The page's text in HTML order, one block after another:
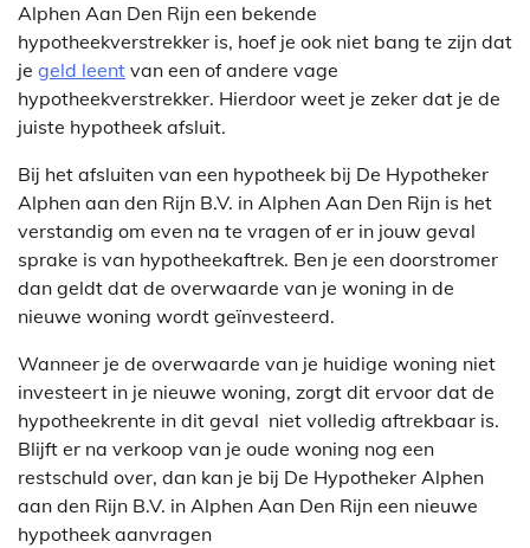
Alphen Aan Den Rijn een bekende
hypotheekverstrekker is, hoef je ook niet bang te zijn dat
je geld leent van een of andere vage
hypotheekverstrekker. Hierdoor weet je zeker dat je de
juiste hypotheek afsluit.
Bij het afsluiten van een hypotheek bij De Hypotheker
Alphen aan den Rijn B.V. in Alphen Aan Den Rijn is het
verstandig om even na te vragen of er in jouw geval
sprake is van hypotheekaftrek. Ben je een doorstromer
dan geldt dat de overwaarde van je woning in de
nieuwe woning wordt geïnvesteerd.
Wanneer je de overwaarde van je huidige woning niet
investeert in je nieuwe woning, zorgt dit ervoor dat de
hypotheekrente in dit geval niet volledig aftrekbaar is.
Blijft er na verkoop van je oude woning nog een
restschuld over, dan kan je bij De Hypotheker Alphen
aan den Rijn B.V. in Alphen Aan Den Rijn een nieuwe
hypotheek aanvragen